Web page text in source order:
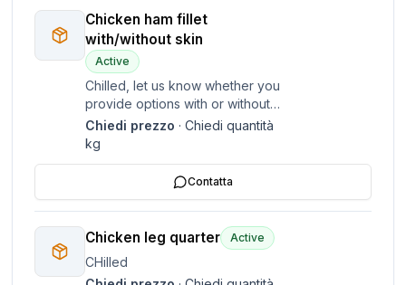
Chicken ham fillet
with/without skin
Active
Chilled, let us know whether you
provide options with or without
the skin
Chiedi prezzo ·Chiedi quantità
kg
Contatta
Chicken leg quarter Active
CHilled